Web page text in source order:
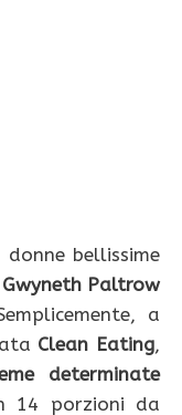
bellissime
Gwyneth Paltrow
a
Clean Eating,
determinate
14 porzioni da